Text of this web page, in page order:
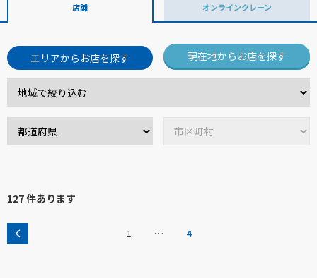
店舗 オンラインクレーン
エリアからお店を探す 現在地からお店を探す
127 件あります
1 … 4